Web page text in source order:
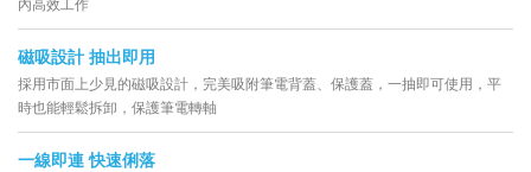
內高效工作
磁吸設計 抽出即用
採用市面上少見的磁吸設計，完美吸附筆電背蓋、保護蓋，一抽即可使用，平
時也能輕鬆拆卸，保護筆電轉軸
一線即連 快速俐落